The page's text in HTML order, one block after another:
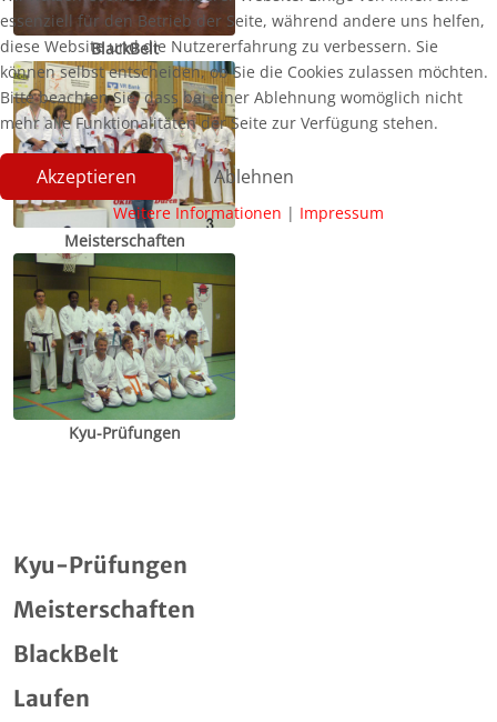
BlackBelt
Meisterschaften
Kyu-Prüfungen
Kyu-Prüfungen
Meisterschaften
BlackBelt
Laufen
essenziell für den Betrieb der Seite, während andere uns helfen,
diese Website und die Nutzererfahrung zu verbessern. Sie
können selbst entscheiden, ob Sie die Cookies zulassen möchten.
Bitte beachten Sie, dass bei einer Ablehnung womöglich nicht
mehr alle Funktionalitäten der Seite zur Verfügung stehen.
Akzeptieren Ablehnen
Weitere Informationen | Impressum